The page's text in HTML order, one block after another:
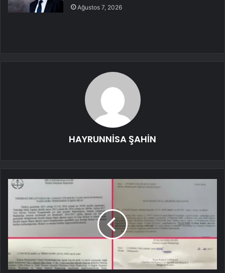
Ağustos 7, 2026
HAYRUNNİSA ŞAHİN